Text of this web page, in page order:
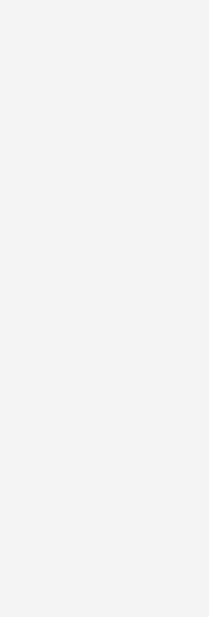
、当協会は、事前に通知
資格、教材および動画等の
講座に関する資格を停止
可能性がある場合、また
性に欠けると判断した場合
実と異なる内容を申告し
金額を支払わなかった場
提供、共有、転載または
の他の第三者に対し、迷
その他当協会が不適切と
切と判断した場合
は利用資格を停止・取消
代、動画配信料、オプショ
金額は返金しません。
換
した後は、受講者の都合
い場合または認定試験を
て、受講者の体調不良、